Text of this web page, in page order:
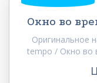
Окно во
Оригинальное
tempo / Окно во